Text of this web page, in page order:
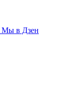
Мы в Дзен